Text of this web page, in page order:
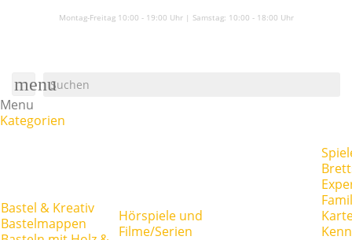
Montag-Freitag 10:00 - 19:00 Uhr | Samstag: 10:00 - 18:00 Uhr
menu
Menu
Kategorien
Bastel & Kreativ
Bastelmappen
Hörspiele und
Filme/Serien